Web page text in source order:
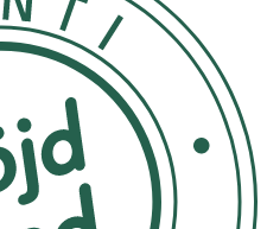
solljus och hetta.